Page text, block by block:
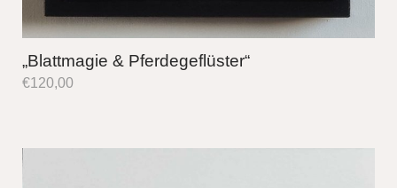
„Blattmagie & Pferdegeflüster“
€120,00